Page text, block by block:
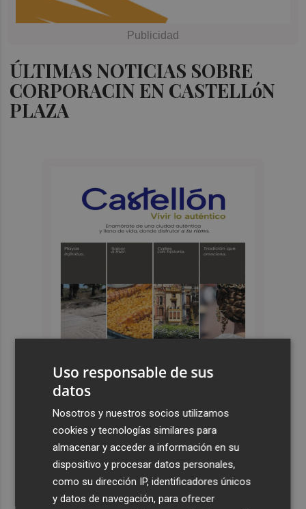
ÚLTIMAS NOTICIAS SOBRE
CORPORACIN EN CASTELLóN
PLAZA
Últimas Noticias
España restablece los controles fronterizos a los
viajeros procedentes de Italia
El homenaje a Ferran Torres en Foios, en imágenes
Uso responsable de sus
datos
Nosotros y nuestros socios utilizamos
cookies y tecnologías similares para
almacenar y acceder a información en su
dispositivo y procesar datos personales,
como su dirección IP, identificadores únicos
y datos de navegación, para ofrecer